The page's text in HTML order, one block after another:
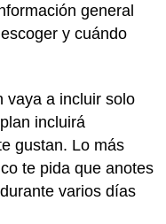
general
escoger y cuándo
vaya a incluir solo
incluirá
gustan. Lo más
te pida que anotes
varios días